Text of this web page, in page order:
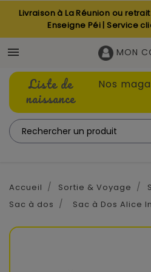
Livraison à La Réunion ou
Enseigne Péi | Service
 MON
Liste de
naissance
Nos
Accueil Sortie & Voyage
Sac à dos
Sac à Dos Alice